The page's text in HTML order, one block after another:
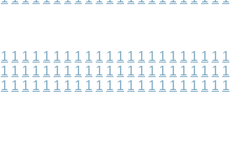
1 1 1 1 1 1 1 1 1 1 1 1 1 1 1 1 1 1 1 1 1 1
1 1 1 1 1 1 1 1 1 1 1 1 1 1 1 1 1 1 1 1 1 1
1 1 1 1 1 1 1 1 1 1 1 1 1 1 1 1 1 1 1 1 1 1